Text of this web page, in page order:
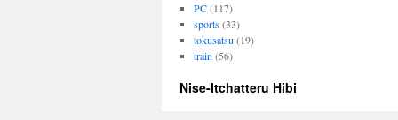
PC(117)
sports(33)
tokusatsu (19)
train (56)
Nise-Itchatteru Hibi